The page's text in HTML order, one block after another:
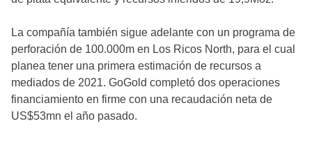
La compañía también sigue adelante con un programa de
perforación de 100.000m en Los Ricos North, para el cual
planea tener una primera estimación de recursos a
mediados de 2021. GoGold completó dos operaciones
financiamiento en firme con una recaudación neta de
US$53mn el año pasado.